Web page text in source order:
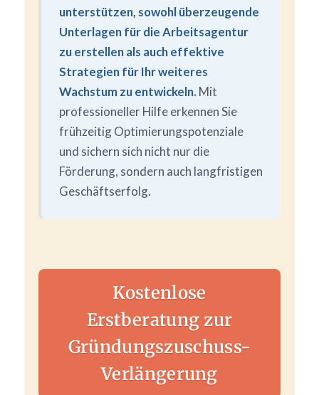
unterstützen, sowohl überzeugende
Unterlagen für die Arbeitsagentur
zu erstellen als auch effektive
Strategien für Ihr weiteres
Wachstum zu entwickeln. Mit
professioneller Hilfe erkennen Sie
frühzeitig Optimierungspotenziale
und sichern sich nicht nur die
Förderung, sondern auch langfristigen
Geschäftserfolg.
Kostenlose
Erstberatung zur
Gründungszuschuss-
Verlängerung